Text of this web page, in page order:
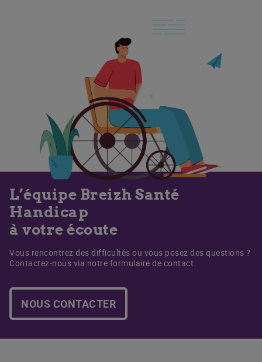
L’équipe Breizh Santé
Handicap
à votre écoute
Vous rencontrez des difficultés ou vous posez des questions ?
Contactez-nous via notre formulaire de contact.
NOUS CONTACTER